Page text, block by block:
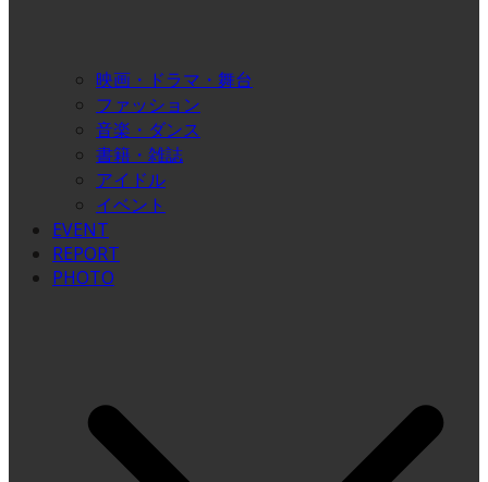
映画・ドラマ・舞台
ファッション
音楽・ダンス
書籍・雑誌
アイドル
イベント
EVENT
REPORT
PHOTO